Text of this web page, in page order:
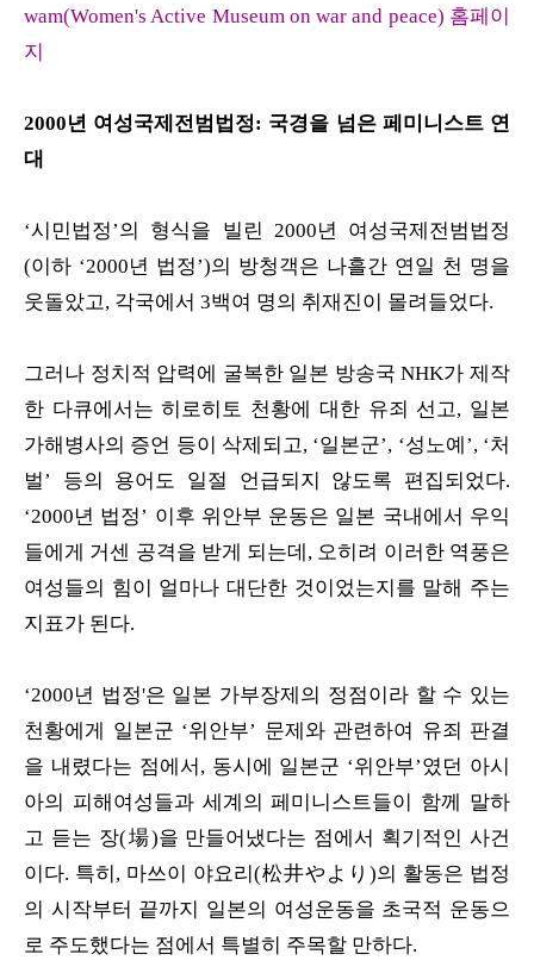
wam(Women's Active Museum on war and peace) 홈페이
지
2000년 여성국제전범법정: 국경을 넘은 페미니스트 연
대
‘시민법정’의 형식을 빌린 2000년 여성국제전범법정
(이하 ‘2000년 법정’)의 방청객은 나흘간 연일 천 명을
웃돌았고, 각국에서 3백여 명의 취재진이 몰려들었다.
그러나 정치적 압력에 굴복한 일본 방송국 NHK가 제작
한 다큐에서는 히로히토 천황에 대한 유죄 선고, 일본
가해병사의 증언 등이 삭제되고, ‘일본군’, ‘성노예’, ‘처
벌’ 등의 용어도 일절 언급되지 않도록 편집되었다.
‘2000년 법정’ 이후 위안부 운동은 일본 국내에서 우익
들에게 거센 공격을 받게 되는데, 오히려 이러한 역풍은
여성들의 힘이 얼마나 대단한 것이었는지를 말해 주는
지표가 된다.
‘2000년 법정'은 일본 가부장제의 정점이라 할 수 있는
천황에게 일본군 ‘위안부’ 문제와 관련하여 유죄 판결
을 내렸다는 점에서, 동시에 일본군 ‘위안부’였던 아시
아의 피해여성들과 세계의 페미니스트들이 함께 말하
고 듣는 장(場)을 만들어냈다는 점에서 획기적인 사건
이다. 특히, 마쓰이 야요리(松井やより)의 활동은 법정
의 시작부터 끝까지 일본의 여성운동을 초국적 운동으
로 주도했다는 점에서 특별히 주목할 만하다.